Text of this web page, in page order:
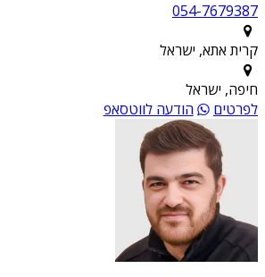
054-7679387
קרית אתא, ישראל
חיפה, ישראל
לפרטים
הודעה לווטסאפ